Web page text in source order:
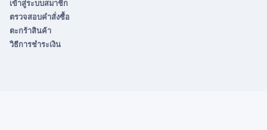
เข้าสู่ระบบสมาชิก
ตรวจสอบคำสั่งซื้อ
ตะกร้าสินค้า
วิธีการชำระเงิน